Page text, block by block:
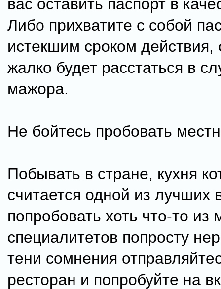
вас оставить паспорт в
Либо прихватите с собой
истекшим сроком действия,
жалко будет расстаться в
мажора.
Не бойтесь пробовать
Побывать в стране, кухня
считается одной из лучших
попробовать хоть что-то из
специалитетов попросту
тени сомнения
ресторан и попробуйте на